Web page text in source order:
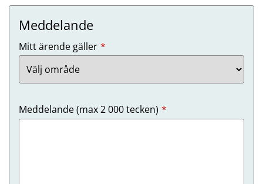
Meddelande
Mitt ärende gäller
(Obligatoriskt)
Meddelande (max 2 000 tecken)
(Obligatoriskt)